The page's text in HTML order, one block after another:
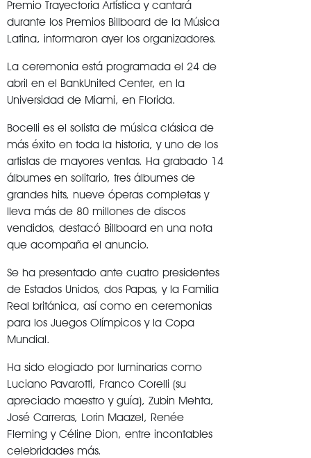
Premio Trayectoria Artística y cantará
durante los Premios Billboard de la Música
Latina, informaron ayer los organizadores.
La ceremonia está programada el 24 de
abril en el BankUnited Center, en la
Universidad de Miami, en Florida.
Bocelli es el solista de música clásica de
más éxito en toda la historia, y uno de los
artistas de mayores ventas. Ha grabado 14
álbumes en solitario, tres álbumes de
grandes hits, nueve óperas completas y
lleva más de 80 millones de discos
vendidos, destacó Billboard en una nota
que acompaña el anuncio.
Se ha presentado ante cuatro presidentes
de Estados Unidos, dos Papas, y la Familia
Real británica, así como en ceremonias
para los Juegos Olímpicos y la Copa
Mundial.
Ha sido elogiado por luminarias como
Luciano Pavarotti, Franco Corelli (su
apreciado maestro y guía), Zubin Mehta,
José Carreras, Lorin Maazel, Renée
Fleming y Céline Dion, entre incontables
celebridades más.